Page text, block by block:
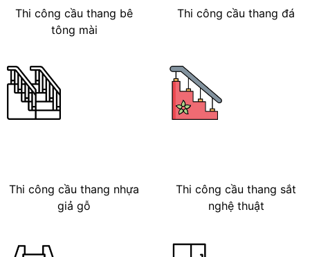
Thi công cầu thang bê
tông mài
Thi công cầu thang đá
Thi công cầu thang nhựa
giả gỗ
Thi công cầu thang sắt
nghệ thuật